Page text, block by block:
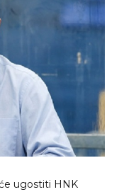
ugostiti HNK